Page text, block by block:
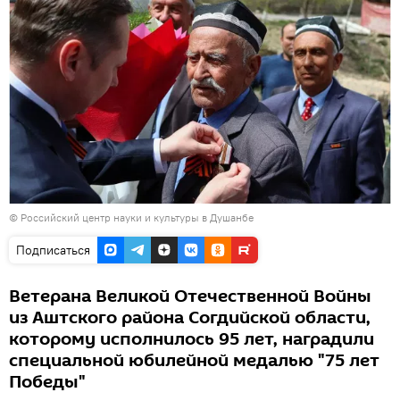
© Российский центр науки и культуры в Душанбе
Подписаться
Ветерана Великой Отечественной Войны
из Аштского района Согдийской области,
которому исполнилось 95 лет, наградили
специальной юбилейной медалью "75 лет
Победы"